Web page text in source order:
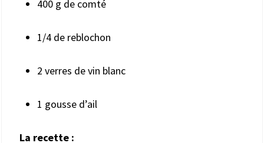
400 g de comté
1/4 de reblochon
2 verres de vin blanc
1 gousse d’ail
La recette :